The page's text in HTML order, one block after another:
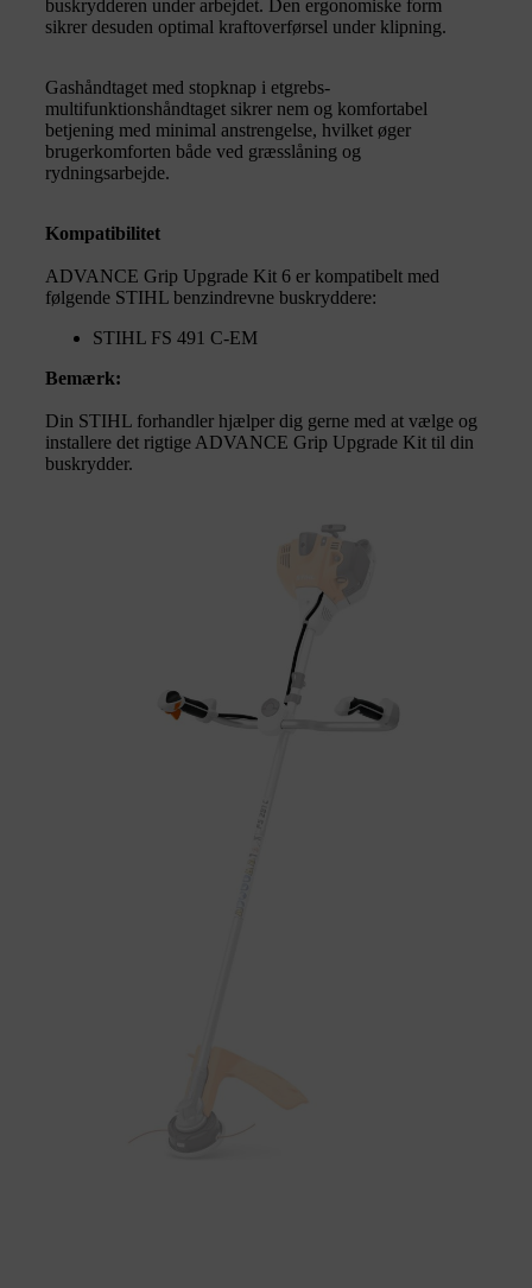
buskrydderen under arbejdet. Den ergonomiske form
sikrer desuden optimal kraftoverførsel under klipning.
Gashåndtaget med stopknap i etgrebs-
multifunktionshåndtaget sikrer nem og komfortabel
betjening med minimal anstrengelse, hvilket øger
brugerkomforten både ved græsslåning og
rydningsarbejde.
Kompatibilitet
ADVANCE Grip Upgrade Kit 6 er kompatibelt med
følgende STIHL benzindrevne buskryddere:
STIHL FS 491 C-EM
Bemærk:
Din STIHL forhandler hjælper dig gerne med at vælge og
installere det rigtige ADVANCE Grip Upgrade Kit til din
buskrydder.